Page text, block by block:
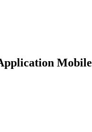
Mobile